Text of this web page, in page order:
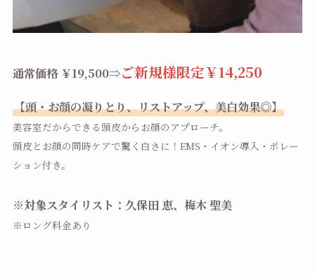
通常価格 ￥19,500⇒ご新規様限定￥14,250
【頭・お顔の凝りとり、リストアップ、美白効果◎】
美容室だからできる頭皮からお顔のアプローチ。
頭皮とお顔の同時ケアで驚く白さに！EMS・イオン導入・ポレー
ション付き。
※対象スタイリスト：久保田 恵、梅木 聖美
※ロング料金あり